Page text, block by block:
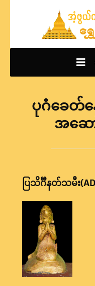
ပုဂံခေတ်နှ
အဆေ
ပြသိင်္ဂီနတ်သမီး